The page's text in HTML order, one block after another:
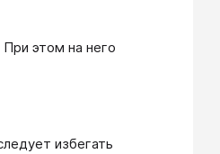
этом на него
избегать